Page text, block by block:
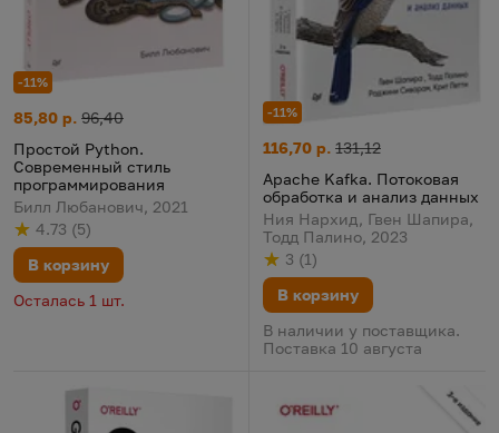
-11%
Простой Python. Современный стиль программирования
Цена:
85,80 р.
Старая цена:
96,40
Простой Python.
Современный стиль
программирования
Билл Любанович, 2021
Рейтинг
4.73
из 5 (
по результату
5
голосов
)
В корзину
Осталась 1 шт.
-11%
Apache Kafka. Потоковая
Цена:
116,70 р.
Старая цена:
131,12
Apache Kafka. Потоковая
обработка и анализ данных
Ния Нархид, Гвен Шапира,
Тодд Палино, 2023
Рейтинг
3
из 5 (
по результату
1
голосов)
В корзину
В наличии у поставщика.
Поставка 10 августа